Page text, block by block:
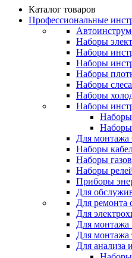
Каталог товаров
Профессиональные
Наборы
Наборы
Наборы
Наборы
Наборы
Наборы
Наборы
Наборы
Наборы
Для
Наборы
Наборы
Наборы
Приборы
Для
Для ремонта
Для
Для монтажа
Для монтажа
Для анализа